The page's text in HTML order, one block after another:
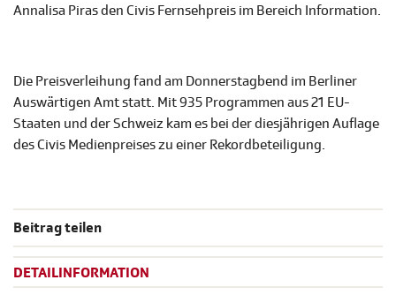
Annalisa Piras den Civis Fernsehpreis im Bereich Information.
Die Preisverleihung fand am Donnerstagbend im Berliner
Auswärtigen Amt statt. Mit 935 Programmen aus 21 EU-
Staaten und der Schweiz kam es bei der diesjährigen Auflage
des Civis Medienpreises zu einer Rekordbeteiligung.
Beitrag teilen
DETAILINFORMATION